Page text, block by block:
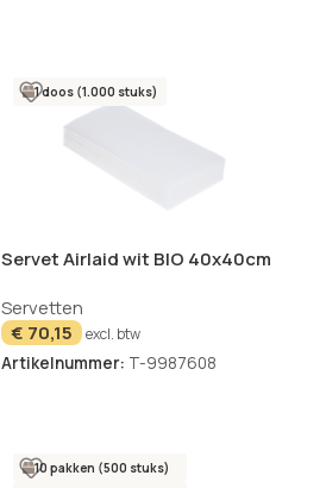
1 doos (1.000 stuks)
Servet Airlaid wit BIO 40x40cm
Servetten
€ 70,15 excl. btw
Artikelnummer: T-9987608
10 pakken (500 stuks)